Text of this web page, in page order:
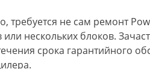
требуется не сам ремонт
нескольких блоков.
срока гарантийного